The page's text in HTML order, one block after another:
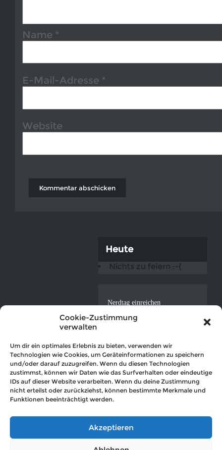
Cookie-Zustimmung
verwalten
Um dir ein optimales Erlebnis zu bieten, verwenden wir
Technologien wie Cookies, um Geräteinformationen zu speichern
und/oder darauf zuzugreifen. Wenn du diesen Technologien
zustimmst, können wir Daten wie das Surfverhalten oder eindeutige
IDs auf dieser Website verarbeiten. Wenn du deine Zustimmung
nicht erteilst oder zurückziehst, können bestimmte Merkmale und
Funktionen beeinträchtigt werden.
Akzeptieren
Name *
E-Mail-Adresse *
Website
Heute
Nichts zu feiern :-(
Nerdtag einreichen
ICAL-Feed
© 2016 Der Nerdkalender (hosted by